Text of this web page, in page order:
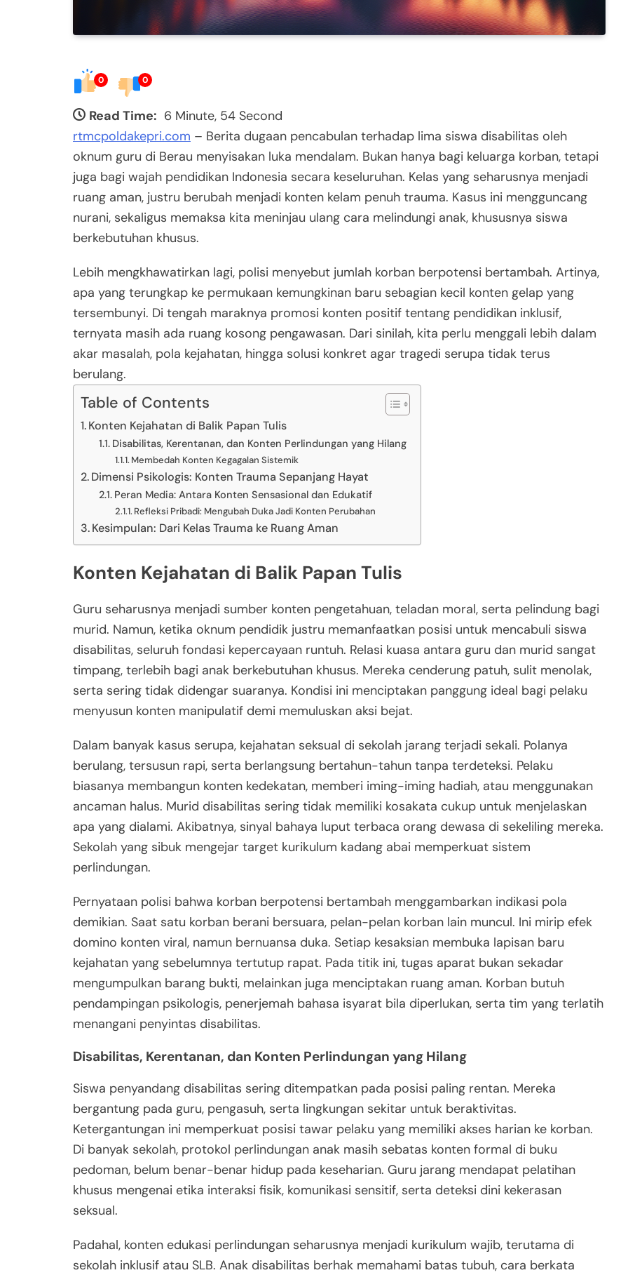
0 0
Read Time: 6 Minute, 54 Second
rtmcpoldakepri.com – Berita dugaan pencabulan terhadap lima siswa disabilitas oleh
oknum guru di Berau menyisakan luka mendalam. Bukan hanya bagi keluarga korban, tetapi
juga bagi wajah pendidikan Indonesia secara keseluruhan. Kelas yang seharusnya menjadi
ruang aman, justru berubah menjadi konten kelam penuh trauma. Kasus ini mengguncang
nurani, sekaligus memaksa kita meninjau ulang cara melindungi anak, khususnya siswa
berkebutuhan khusus.
Lebih mengkhawatirkan lagi, polisi menyebut jumlah korban berpotensi bertambah. Artinya,
apa yang terungkap ke permukaan kemungkinan baru sebagian kecil konten gelap yang
tersembunyi. Di tengah maraknya promosi konten positif tentang pendidikan inklusif,
ternyata masih ada ruang kosong pengawasan. Dari sinilah, kita perlu menggali lebih dalam
akar masalah, pola kejahatan, hingga solusi konkret agar tragedi serupa tidak terus
berulang.
Table of Contents
Konten Kejahatan di Balik Papan Tulis
Disabilitas, Kerentanan, dan Konten Perlindungan yang Hilang
Membedah Konten Kegagalan Sistemik
Dimensi Psikologis: Konten Trauma Sepanjang Hayat
Peran Media: Antara Konten Sensasional dan Edukatif
Refleksi Pribadi: Mengubah Duka Jadi Konten Perubahan
Kesimpulan: Dari Kelas Trauma ke Ruang Aman
Konten Kejahatan di Balik Papan Tulis
Guru seharusnya menjadi sumber konten pengetahuan, teladan moral, serta pelindung bagi
murid. Namun, ketika oknum pendidik justru memanfaatkan posisi untuk mencabuli siswa
disabilitas, seluruh fondasi kepercayaan runtuh. Relasi kuasa antara guru dan murid sangat
timpang, terlebih bagi anak berkebutuhan khusus. Mereka cenderung patuh, sulit menolak,
serta sering tidak didengar suaranya. Kondisi ini menciptakan panggung ideal bagi pelaku
menyusun konten manipulatif demi memuluskan aksi bejat.
Dalam banyak kasus serupa, kejahatan seksual di sekolah jarang terjadi sekali. Polanya
berulang, tersusun rapi, serta berlangsung bertahun-tahun tanpa terdeteksi. Pelaku
biasanya membangun konten kedekatan, memberi iming-iming hadiah, atau menggunakan
ancaman halus. Murid disabilitas sering tidak memiliki kosakata cukup untuk menjelaskan
apa yang dialami. Akibatnya, sinyal bahaya luput terbaca orang dewasa di sekeliling mereka.
Sekolah yang sibuk mengejar target kurikulum kadang abai memperkuat sistem
perlindungan.
Pernyataan polisi bahwa korban berpotensi bertambah menggambarkan indikasi pola
demikian. Saat satu korban berani bersuara, pelan-pelan korban lain muncul. Ini mirip efek
domino konten viral, namun bernuansa duka. Setiap kesaksian membuka lapisan baru
kejahatan yang sebelumnya tertutup rapat. Pada titik ini, tugas aparat bukan sekadar
mengumpulkan barang bukti, melainkan juga menciptakan ruang aman. Korban butuh
pendampingan psikologis, penerjemah bahasa isyarat bila diperlukan, serta tim yang terlatih
menangani penyintas disabilitas.
Disabilitas, Kerentanan, dan Konten Perlindungan yang Hilang
Siswa penyandang disabilitas sering ditempatkan pada posisi paling rentan. Mereka
bergantung pada guru, pengasuh, serta lingkungan sekitar untuk beraktivitas.
Ketergantungan ini memperkuat posisi tawar pelaku yang memiliki akses harian ke korban.
Di banyak sekolah, protokol perlindungan anak masih sebatas konten formal di buku
pedoman, belum benar-benar hidup pada keseharian. Guru jarang mendapat pelatihan
khusus mengenai etika interaksi fisik, komunikasi sensitif, serta deteksi dini kekerasan
seksual.
Padahal, konten edukasi perlindungan seharusnya menjadi kurikulum wajib, terutama di
sekolah inklusif atau SLB. Anak disabilitas berhak memahami batas tubuh, cara berkata